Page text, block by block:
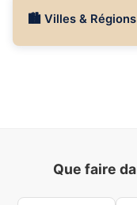
🏙 Villes &
Que faire